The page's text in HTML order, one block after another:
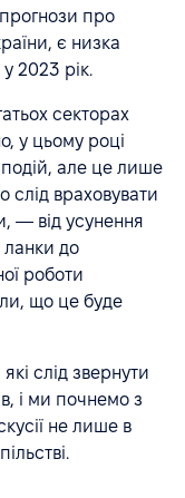
про
є низка
2023 рік.
секторах
у цьому році
але це лише
слід враховувати
— від усунення
ланки до
роботи
що це буде
слід звернути
і ми почнемо з
не лише в